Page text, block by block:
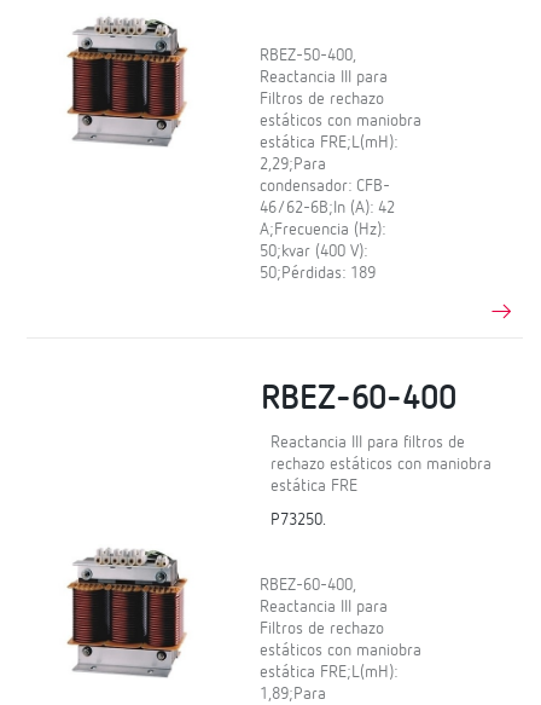
RBEZ-50-400,
Reactancia III para
Filtros de rechazo
estáticos con maniobra
estática FRE;L(mH):
2,29;Para
condensador: CFB-
46/62-6B;In (A): 42
A;Frecuencia (Hz):
50;kvar (400 V):
50;Pérdidas: 189
RBEZ-60-400
Reactancia III para filtros de
rechazo estáticos con maniobra
estática FRE
P73250.
RBEZ-60-400,
Reactancia III para
Filtros de rechazo
estáticos con maniobra
estática FRE;L(mH):
1,89;Para